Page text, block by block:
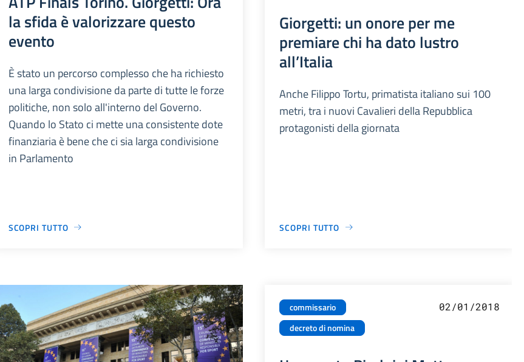
la sfida è valorizzare questo
evento
È stato un percorso complesso che ha richiesto
una larga condivisione da parte di tutte le forze
politiche, non solo all'interno del Governo.
Quando lo Stato ci mette una consistente dote
finanziaria è bene che ci sia larga condivisione
in Parlamento
SCOPRI TUTTO
Giorgetti: un onore per me
premiare chi ha dato lustro
all’Italia
Anche Filippo Tortu, primatista italiano sui 100
metri, tra i nuovi Cavalieri della Repubblica
protagonisti della giornata
SCOPRI TUTTO
commissario
decreto di nomina
02/01/2018